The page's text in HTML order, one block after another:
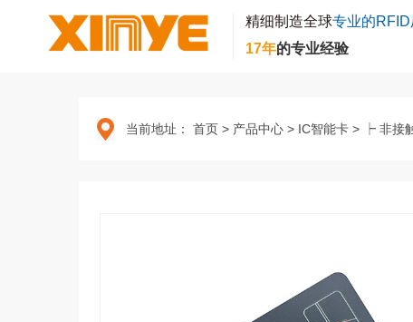
精细制造全球专业的
17年的专业经验
当前地址： 首页 > 产品中心 > IC智能卡 > ┝ 非接